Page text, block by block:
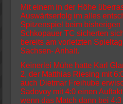
Mit einem in der Höhe
Auswärtserfolg im alles
Spitzenspiel beim bisherigen
Schkopauer TC sicherten
bereits am vorletzten
Sachsen- Anhalt.
Keinerlei Mühe hatte Karl
2, der Matthias Riesing mit
auch Dietmar Freihube
Sadovoy mit 4:0 einen
wenn das Match dann bei